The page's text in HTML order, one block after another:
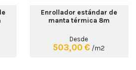
Enrollador estándar de
manta térmica 8m
Desde
503,00 € /m2